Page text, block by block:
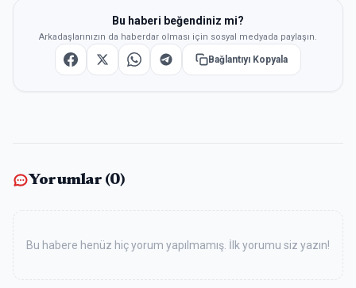
Bu haberi beğendiniz mi?
Arkadaşlarınızın da haberdar olması için sosyal medyada paylaşın.
Bağlantıyı Kopyala
Yorumlar (0)
Bu habere henüz hiç yorum yapılmamış. İlk yorumu siz yazın!